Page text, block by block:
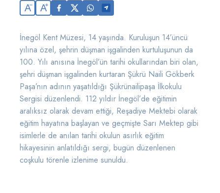
A A
İnegöl Kent Müzesi, 14 yaşında. Kuruluşun 14’üncü
yılına özel, şehrin düşman işgalinden kurtuluşunun da
100. Yılı anısına İnegöl’ün tarihi okullarından biri olan,
şehri düşman işgalinden kurtaran Şükrü Naili Gökberk
Paşa’nın adının yaşatıldığı Şükrünailipaşa İlkokulu
Sergisi düzenlendi. 112 yıldır İnegöl’de eğitimin
aralıksız olarak devam ettiği, Reşadiye Mektebi olarak
eğitim hayatına başlayan ve geçmişte Sarı Mektep gibi
isimlerle de anılan tarihi okulun asırlık eğitim
hikayesinin anlatıldığı sergi, bugün düzenlenen
coşkulu törenle izlenime sunuldu.